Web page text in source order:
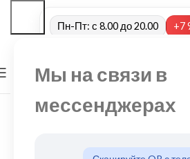
Мы на связи в
мессенджерах
Пн-Пт: с 8.00 до 20.00 +7
МЕНЮ